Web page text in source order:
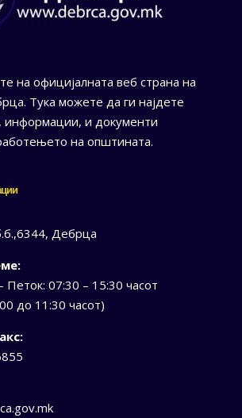
на официјалната веб страна на
Тука можете да ги најдете
информации, и документи
на општината.
Дебрца
Петок: 07:30 – 15:30 часот
до 11:30 часот)